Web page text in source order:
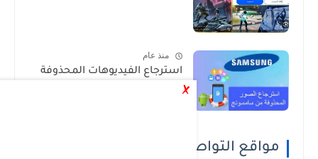
منذ عام
استرجاع الفيديوهات المحذوفة
مواقع التواصل الاجتماعي